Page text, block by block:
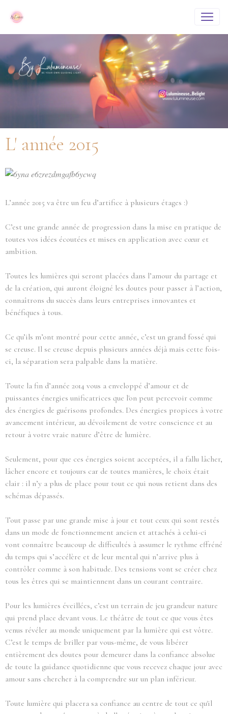
L' année 2015
L’année 2015 va être un feu d’artifice à plusieurs étages :)
C’est une grande année de progression dans la mise en pratique de
toutes vos idées écoutées et mises en application avec cœur et
ambition.
Toutes les lumières qui seront placées dans l’amour du partage et
de la création, qui auront éloigné les doutes pour passer à l’action,
connaîtrons du succès dans leurs entreprises innovantes et
bénéfiques à tous.
Ce qu’ils m’ont montré pour cette année, c’est un grand fossé qui
se creuse. Il se creuse depuis plusieurs années déjà mais cette fois-
ci, la séparation sera palpable dans la matière.
Toute la fin d’année 2014 vous a enveloppé d’amour et de
puissantes énergies unificatrices que l'on peut percevoir comme
des énergies de guérisons profondes. Des énergies propices à votre
avancement intérieur, au dévoilement de votre conscience et au
retour à votre vraie nature d’être de lumière.
Seulement, pour que ces énergies soient acceptées, il a fallu lâcher,
lâcher encore et toujours car de toutes manières, le choix était
clair : il n’y a plus de place pour tout ce qui nous retient dans des
schémas dépassés.
Tout passe par une grande mise à jour et tout ceux qui sont restés
dans un mode de fonctionnement ancien et attachés à celui-ci
vont connaître beaucoup de difficultés à assumer le rythme effréné
du temps qui s’accélère et de leur mental qui n’arrive plus à
contrôler comme à son habitude. Des tensions vont se créer chez
tous les êtres qui se maintiennent dans un courant contraire.
Pour les lumières éveillées, c’est un terrain de jeu grandeur nature
qui prend place devant vous. Le théâtre de tout ce que vous êtes
venus révéler au monde uniquement par la lumière qui est vôtre.
C’est le temps de briller par vous-même, de vous libérer
entièrement des doutes pour demeurer dans la confiance absolue
de toute la guidance quotidienne que vous recevez chaque jour avec
amour sans chercher à la comprendre sur un plan inférieur.
Toute lumière qui placera sa confiance au centre de tout ce qu'il